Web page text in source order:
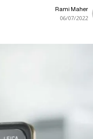
Rami Maher
06/07/2022